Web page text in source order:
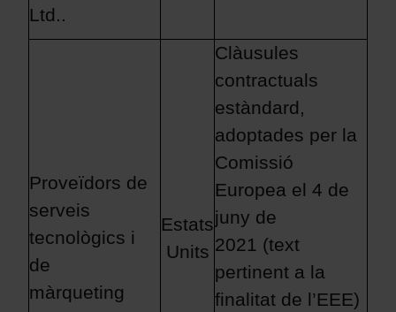
Ltd..
Proveïdors de
serveis
tecnològics i
de
màrqueting
Estats
Units
Clàusules
contractuals
estàndard,
adoptades per la
Comissió
Europea el 4 de
juny de
2021 (text
pertinent a la
finalitat de l’EEE)